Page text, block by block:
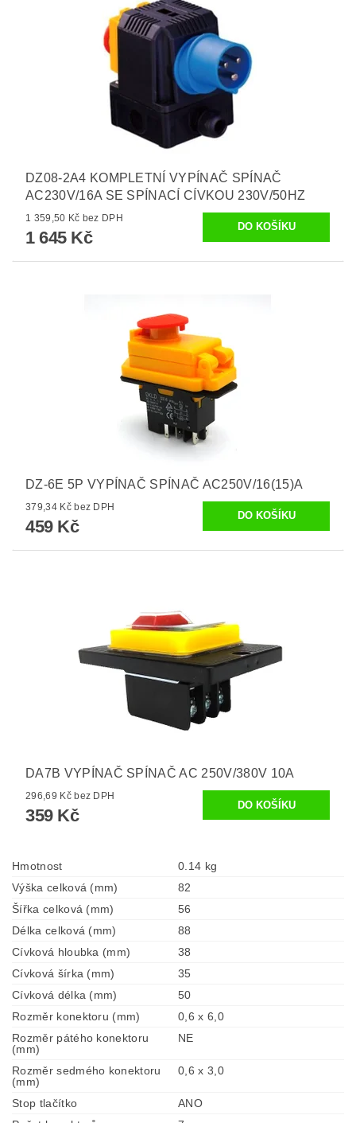
DZ08-2A4 KOMPLETNÍ VYPÍNAČ SPÍNAČ
AC230V/16A SE SPÍNACÍ CÍVKOU 230V/50HZ
1 359,50 Kč bez DPH
1 645 Kč
DZ-6E 5P VYPÍNAČ SPÍNAČ AC250V/16(15)A
379,34 Kč bez DPH
459 Kč
DA7B VYPÍNAČ SPÍNAČ AC 250V/380V 10A
296,69 Kč bez DPH
359 Kč
Hmotnost
0.14 kg
Výška celková (mm)
82
Šířka celková (mm)
56
Délka celková (mm)
88
Cívková hloubka (mm)
38
Cívková šírka (mm)
35
Cívková délka (mm)
50
Rozměr konektoru (mm)
0,6 x 6,0
Rozměr pátého konektoru
(mm)
NE
Rozměr sedmého konektoru
(mm)
0,6 x 3,0
Stop tlačítko
ANO